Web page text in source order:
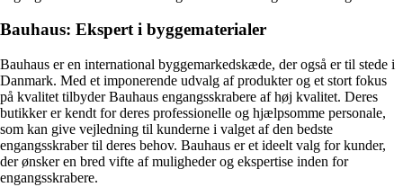
Bauhaus: Ekspert i byggematerialer
Bauhaus er en international byggemarkedskæde, der også er til stede i
Danmark. Med et imponerende udvalg af produkter og et stort fokus
på kvalitet tilbyder Bauhaus engangsskrabere af høj kvalitet. Deres
butikker er kendt for deres professionelle og hjælpsomme personale,
som kan give vejledning til kunderne i valget af den bedste
engangsskraber til deres behov. Bauhaus er et ideelt valg for kunder,
der ønsker en bred vifte af muligheder og ekspertise inden for
engangsskrabere.